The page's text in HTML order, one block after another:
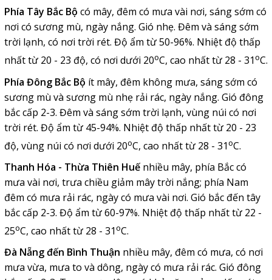
Phía Tây Bắc Bộ có mây, đêm có mưa vài nơi, sáng sớm có
nơi có sương mù, ngày nắng. Gió nhẹ. Đêm và sáng sớm
trời lạnh, có nơi trời rét. Độ ẩm từ 50-96%. Nhiệt độ thấp
nhất từ 20 - 23 độ, có nơi dưới 20oC, cao nhất từ 28 - 31oC.
Phía Đông Bắc Bộ ít mây, đêm không mưa, sáng sớm có
sương mù và sương mù nhẹ rải rác, ngày nắng. Gió đông
bắc cấp 2-3. Đêm và sáng sớm trời lạnh, vùng núi có nơi
trời rét. Độ ẩm từ 45-94%. Nhiệt độ thấp nhất từ 20 - 23
độ, vùng núi có nơi dưới 20oC, cao nhất từ 28 - 31oC.
Thanh Hóa - Thừa Thiên Huếnhiều mây, phía Bắc có
mưa vài nơi, trưa chiều giảm mây trời nắng; phía Nam
đêm có mưa rải rác, ngày có mưa vài nơi. Gió bắc đến tây
bắc cấp 2-3. Độ ẩm từ 60-97%. Nhiệt độ thấp nhất từ 22 -
25oC, cao nhất từ 28 - 31oC.
Đà Nẵng đến Bình Thuận nhiều mây, đêm có mưa, có nơi
mưa vừa, mưa to và dông, ngày có mưa rải rác. Gió đông